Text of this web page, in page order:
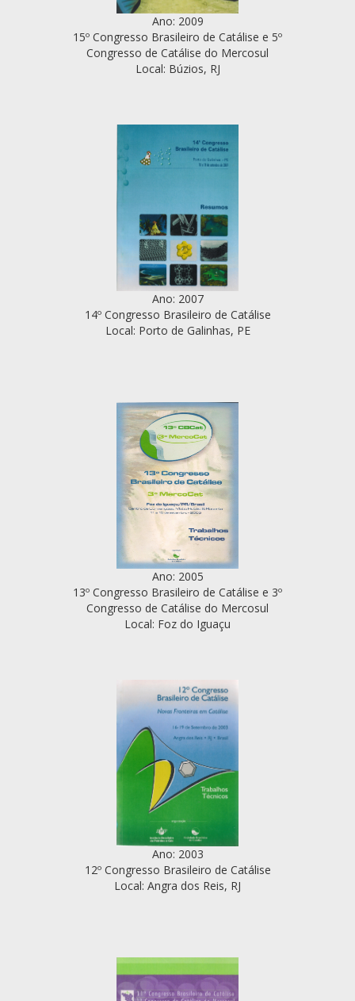
Ano: 2009
15º Congresso Brasileiro de Catálise e 5º
Congresso de Catálise do Mercosul
Local: Búzios, RJ
Ano: 2007
14º Congresso Brasileiro de Catálise
Local: Porto de Galinhas, PE
Ano: 2005
13º Congresso Brasileiro de Catálise e 3º
Congresso de Catálise do Mercosul
Local: Foz do Iguaçu
Ano: 2003
12º Congresso Brasileiro de Catálise
Local: Angra dos Reis, RJ